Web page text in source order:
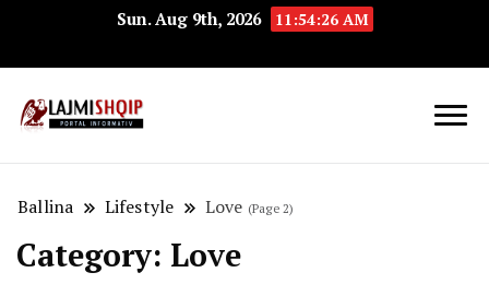
Sun. Aug 9th, 2026 11:54:27 AM
Ballina Lifestyle Love (Page 2)
Category: Love